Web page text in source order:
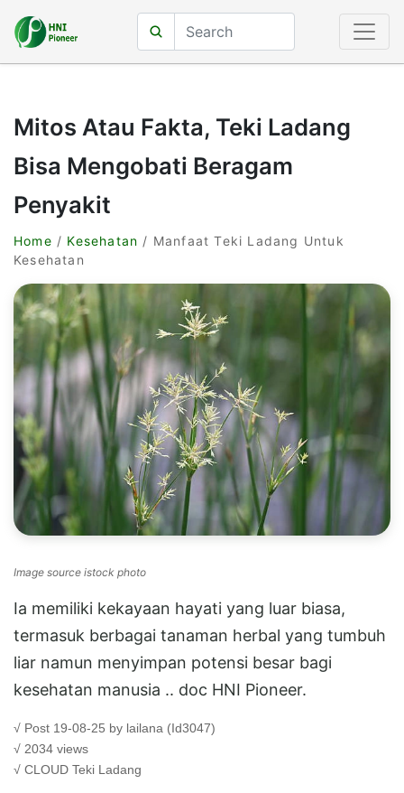
Mitos Atau Fakta, Teki Ladang
Bisa Mengobati Beragam
Penyakit
Home / Kesehatan / Manfaat Teki Ladang Untuk
Kesehatan
Image source istock photo
Ia memiliki kekayaan hayati yang luar biasa,
termasuk berbagai tanaman herbal yang tumbuh
liar namun menyimpan potensi besar bagi
kesehatan manusia .. doc HNI Pioneer.
√ Post 19-08-25 by lailana (Id3047)
√ 2034 views
√ CLOUD Teki Ladang